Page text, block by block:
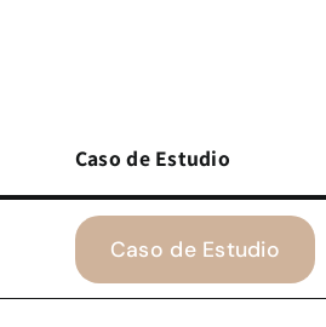
Caso de Estudio
Caso de Estudio